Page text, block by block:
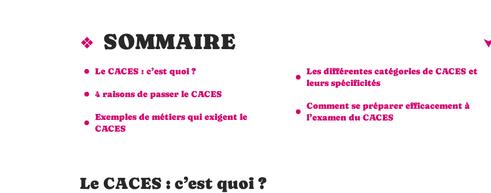
SOMMAIRE
Le CACES : c’est quoi ?
4 raisons de passer le CACES
Exemples de métiers qui exigent le
CACES
Les différentes catégories de CACES et
leurs spécificités
Comment se préparer efficacement à
l’examen du CACES
Le CACES : c’est quoi ?